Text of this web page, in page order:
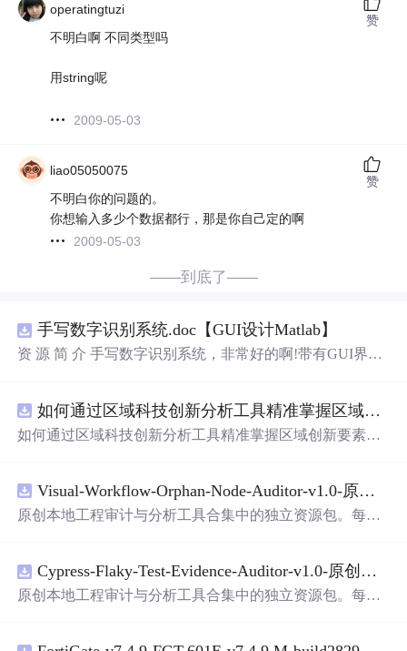
operatingtuzi
不明白啊 不同类型吗
用string呢
2009-05-03
赞
liao05050075
不明白你的问题的。
你想输入多少个数据都行，那是你自己定的啊
2009-05-03
赞
——到底了——
手写数字识别系统.doc【GUI设计Matlab】
资 源 简 介 手写数字识别系统，非常好的啊!带有GUI界
带有直观的图形用户界面（GUI），非常容易使用。你只
需要将手写数字输入系统，它将立即给出准确的识别结
是 一个非常方便和实用的工具，你一定会喜欢它的！
如何通过区域科技创新分析工具精准掌握区域创新要素分布与产业链融合现状？.docx
如何通过区域科技创新分析工具精准掌握区域创新要素分
Visual-Workflow-Orphan-Node-Auditor-v1.0-原创源码与文档.zip
原创本地工程审计与分析工具合集中的独立资源包。每个
README、运行说明、功能清单、MIT License及原创与授
权声明。解压后进入project目录，执行npm test验证算法，
Cypress-Flaky-Test-Evidence-Auditor-v1.0-原创源码与文档.zip
原创本地工程审计与分析工具合集中的独立资源包。每个